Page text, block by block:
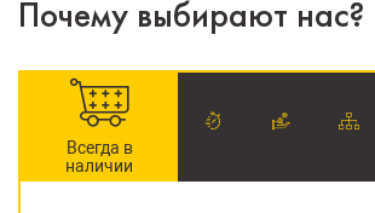
Почему выбирают нас?
Всегда в
наличии